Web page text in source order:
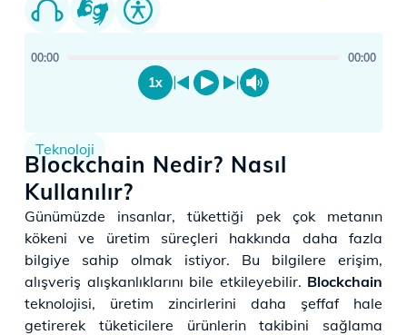
00:00 00:00
1x
Teknoloji
Blockchain Nedir? Nasıl
Kullanılır?
Günümüzde insanlar, tükettiği pek çok metanın
kökeni ve üretim süreçleri hakkında daha fazla
bilgiye sahip olmak istiyor. Bu bilgilere erişim,
alışveriş alışkanlıklarını bile etkileyebilir. Blockchain
teknolojisi, üretim zincirlerini daha şeffaf hale
getirerek tüketicilere ürünlerin takibini sağlama